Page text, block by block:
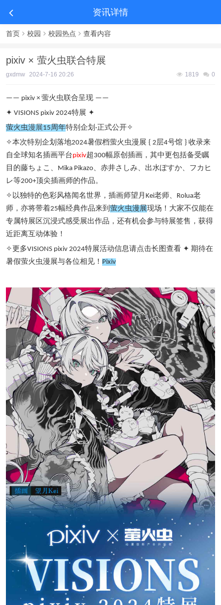
资讯详情
首页 校园 校园热点 查看内容
pixiv × 萤火虫联合特展
gxdmw 2024-7-16 20:26 1819 0
—— pixiv × 萤火虫联合呈现 ——
✦ VISIONS pixiv 2024特展 ✦
萤火虫漫展15 周年特别企划 ·正式公开✧
✧本次特别企划落地2024暑假档萤火虫漫展 { 2 层4号馆 } 收录来
自全球知名插画平台pixiv超 300幅原创插画，其中更包括备受瞩
目的藤ちょこ、 Mika Pikazo 、赤井さしみ、出水ぽすか、フカヒ
レ等200+顶尖插画师的作品。
✧ 以独特的色彩风格闻名世界，插画师望月 Kei老师、 Rolua老
师，亦将带着25幅经典作品来到 萤火虫漫展现场！大家不仅能在
专属特展区沉浸式感受展出作品，还有机会参与特展签售，获得
近距离互动体验！
✧更多VISIONS pixiv 2024特展活动信息请点击长图查看 ✦ 期待在
暑假萤火虫漫展与各位相见！ Pixiv